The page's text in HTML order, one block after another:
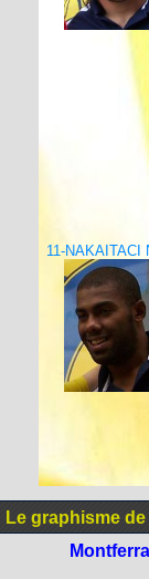
11-NAKAITACI
Le graphisme